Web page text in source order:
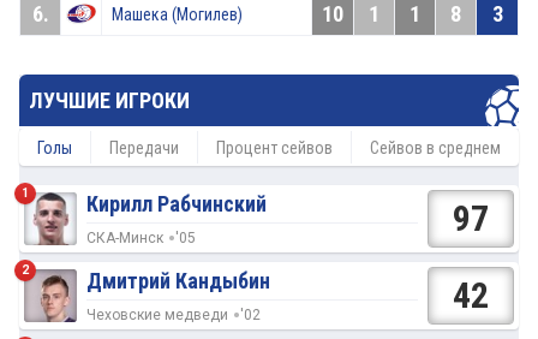
6.
Машека (Могилев) 10 1 1 8 3
ЛУЧШИЕ ИГРОКИ
Голы Передачи Процент сейвов Сейвов в среднем
1 Кирилл Рабчинский
СКА-Минск '05 97
2 Дмитрий Кандыбин
Чеховские медведи '02 42